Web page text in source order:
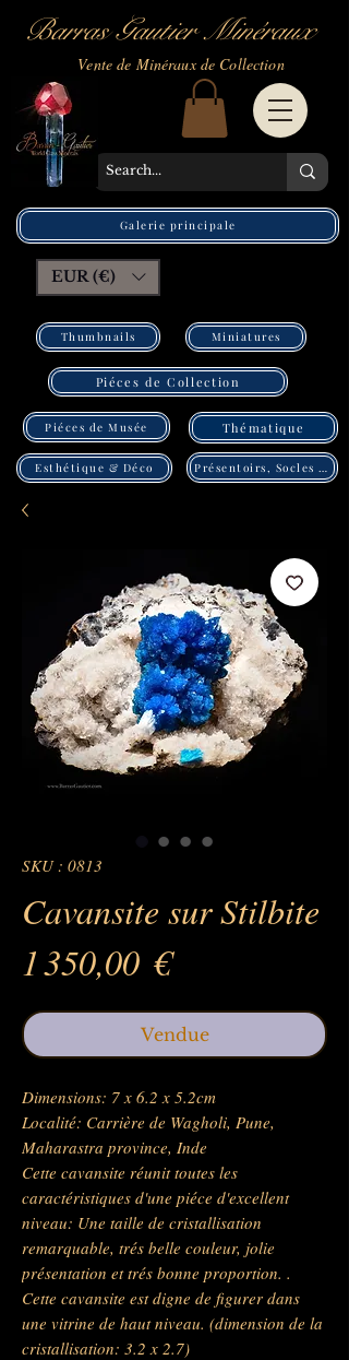
Vente de Minéraux de Collection
Barras Gautier Minéraux
Thumbnails
Piéces de Collection
Piéces de Musée
Miniatures
Galerie principale
Thématique
Esthétique & Déco
EUR (€)
SKU : 0813
Cavansite sur Stilbite
1 350,00 €Prix
Vendue
Dimensions: 7 x 6.2 x 5.2cm
Localité: Carrière de Wagholi, Pune,
Maharastra province, Inde
Cette cavansite réunit toutes les
caractéristiques d'une piéce d'excellent
niveau: Une taille de cristallisation
remarquable, trés belle couleur, jolie
présentation et trés bonne proportion. .
Cette cavansite est digne de figurer dans
une vitrine de haut niveau. (dimension de la
cristallisation: 3.2 x 2.7)